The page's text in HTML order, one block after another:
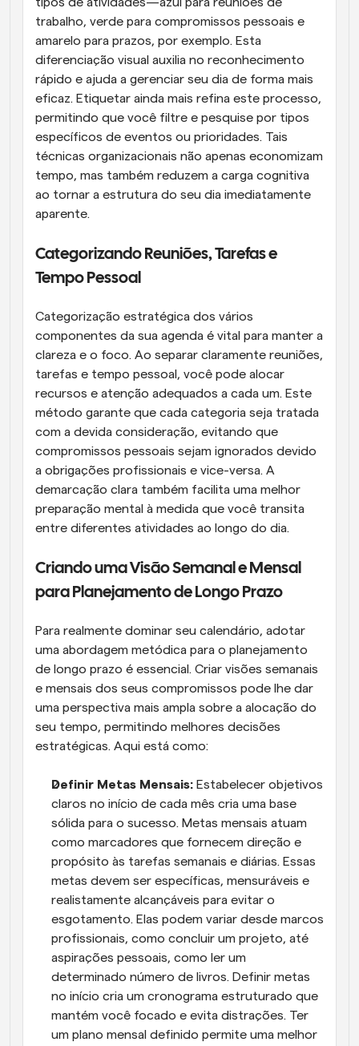
trabalho, verde para compromissos pessoais e
amarelo para prazos, por exemplo. Esta
diferenciação visual auxilia no reconhecimento
rápido e ajuda a gerenciar seu dia de forma mais
eficaz. Etiquetar ainda mais refina este processo,
permitindo que você filtre e pesquise por tipos
específicos de eventos ou prioridades. Tais
técnicas organizacionais não apenas economizam
tempo, mas também reduzem a carga cognitiva
ao tornar a estrutura do seu dia imediatamente
aparente.
Categorizando Reuniões, Tarefas e
Tempo Pessoal
Categorização estratégica dos vários
componentes da sua agenda é vital para manter a
clareza e o foco. Ao separar claramente reuniões,
tarefas e tempo pessoal, você pode alocar
recursos e atenção adequados a cada um. Este
método garante que cada categoria seja tratada
com a devida consideração, evitando que
compromissos pessoais sejam ignorados devido
a obrigações profissionais e vice-versa. A
demarcação clara também facilita uma melhor
preparação mental à medida que você transita
entre diferentes atividades ao longo do dia.
Criando uma Visão Semanal e Mensal
para Planejamento de Longo Prazo
Para realmente dominar seu calendário, adotar
uma abordagem metódica para o planejamento
de longo prazo é essencial. Criar visões semanais
e mensais dos seus compromissos pode lhe dar
uma perspectiva mais ampla sobre a alocação do
seu tempo, permitindo melhores decisões
estratégicas. Aqui está como:
Definir Metas Mensais: Estabelecer objetivos
claros no início de cada mês cria uma base
sólida para o sucesso. Metas mensais atuam
como marcadores que fornecem direção e
propósito às tarefas semanais e diárias. Essas
metas devem ser específicas, mensuráveis e
realistamente alcançáveis para evitar o
esgotamento. Elas podem variar desde marcos
profissionais, como concluir um projeto, até
aspirações pessoais, como ler um
determinado número de livros. Definir metas
no início cria um cronograma estruturado que
mantém você focado e evita distrações. Ter
um plano mensal definido permite uma melhor